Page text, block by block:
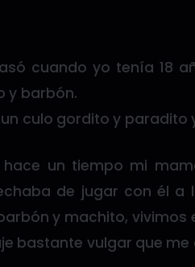
cuando yo tenía 18
y barbón.
culo gordito y paradito
hace un tiempo mi
de jugar con él a
y machito,
bastante vulgar que